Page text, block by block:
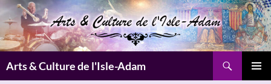
Aller
au
contenu
Arts & Culture de l'Isle-Adam